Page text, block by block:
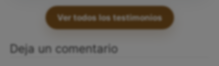
Ver todos los testimonios
Deja un comentario